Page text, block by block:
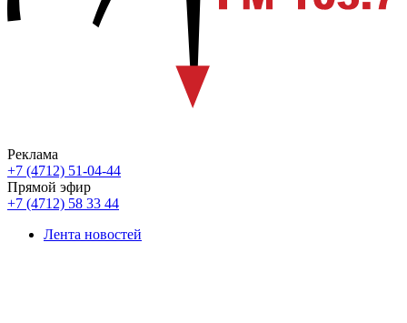
Реклама
+7 (4712) 51-04-44
Прямой эфир
+7 (4712) 58 33 44
Лента новостей